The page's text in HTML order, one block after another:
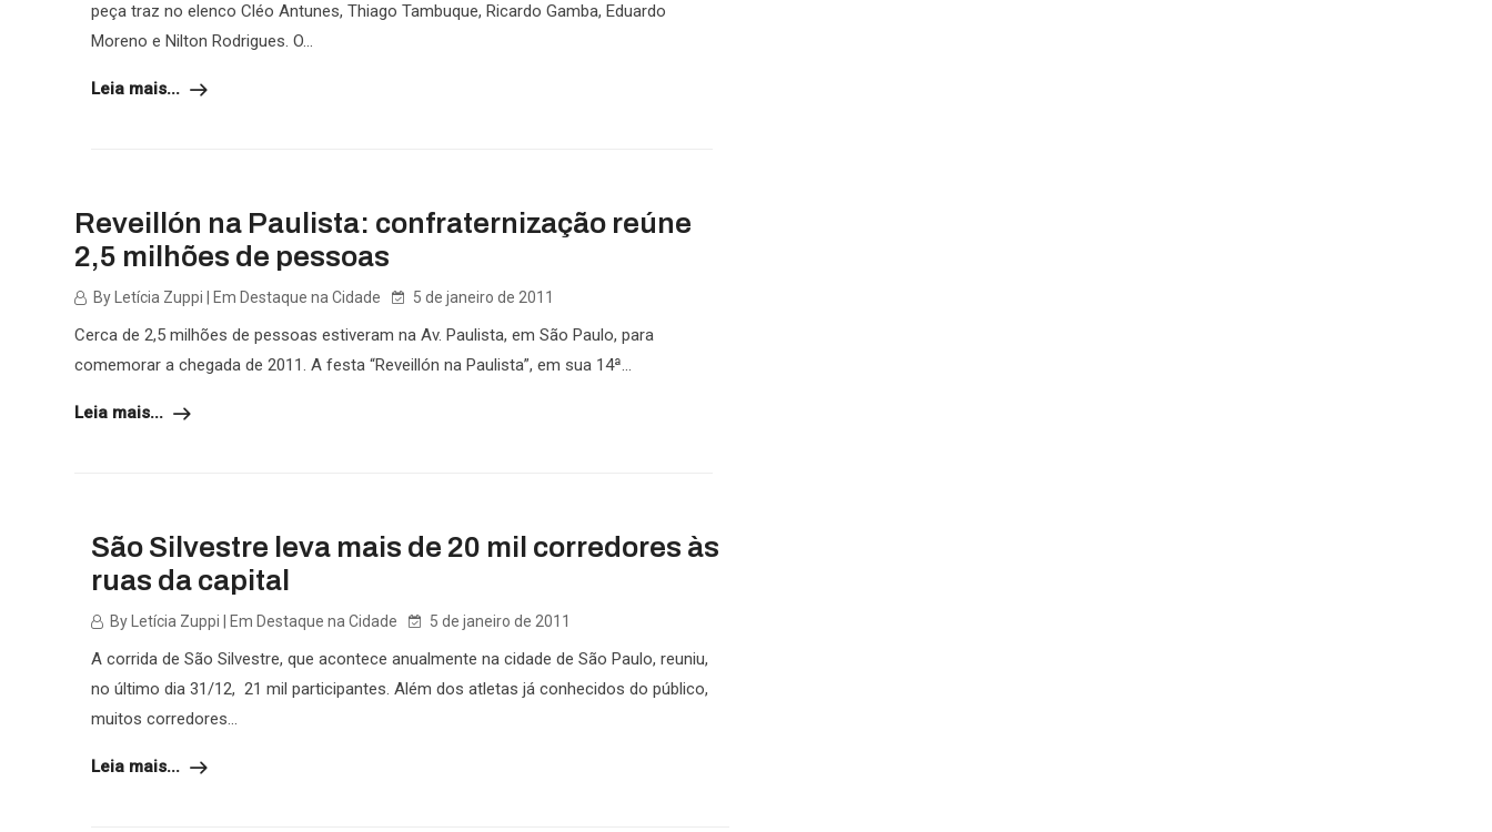
peça traz no elenco Cléo Antunes, Thiago Tambuque, Ricardo Gamba, Eduardo
Moreno e Nilton Rodrigues. O...
Leia mais...
Reveillón na Paulista: confraternização reúne
2,5 milhões de pessoas
By Letícia Zuppi | Em Destaque na Cidade 5 de janeiro de 2011
Cerca de 2,5 milhões de pessoas estiveram na Av. Paulista, em São Paulo, para
comemorar a chegada de 2011. A festa “Reveillón na Paulista”, em sua 14ª...
Leia mais...
São Silvestre leva mais de 20 mil corredores às
ruas da capital
By Letícia Zuppi | Em Destaque na Cidade 5 de janeiro de 2011
A corrida de São Silvestre, que acontece anualmente na cidade de São Paulo, reuniu,
no último dia 31/12, 21 mil participantes. Além dos atletas já conhecidos do público,
muitos corredores...
Leia mais...